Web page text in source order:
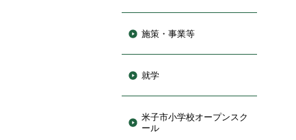
施策・事業等
就学
米子市小学校オープンスク
ール